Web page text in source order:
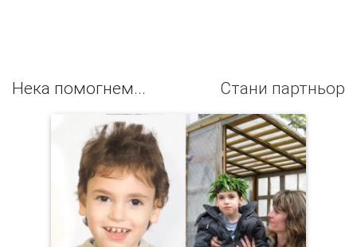
Нека помогнем... Стани партньор